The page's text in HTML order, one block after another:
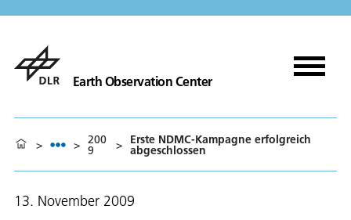
Earth Observation Center
> > 200
9 > Erste NDMC-Kampagne erfolgreich
abgeschlossen
13. November 2009